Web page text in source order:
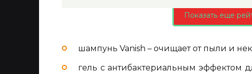
Показать еще
шампунь Vanish – очищает от пыли и
гель с антибактериальным эффектом